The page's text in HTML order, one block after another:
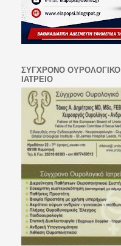
ΣΥΓΧΡΟΝΟ ΟΥΡΟΛΟΓΙΚΟ
ΙΑΤΡΕΙΟ